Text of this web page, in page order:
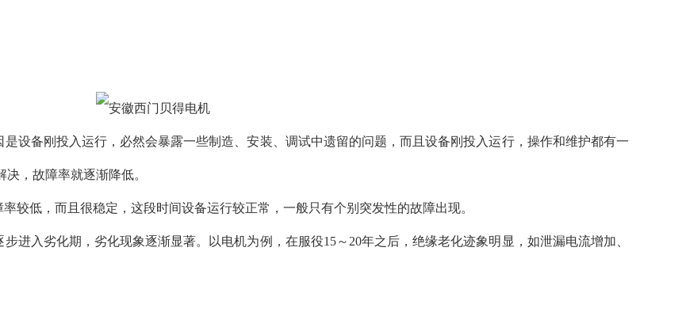
设备刚投入运行，必然会暴露一些制造、安装、调试中遗留的问题，而且设备刚投入运行，操作和维护都有一
，故障率就逐渐降低。
较低，而且很稳定，这段时间设备运行较正常，一般只有个别突发性的故障出现。
进入劣化期，劣化现象逐渐显著。以电机为例，在服役15～20年之后，绝缘老化迹象明显，如泄漏电流增加、